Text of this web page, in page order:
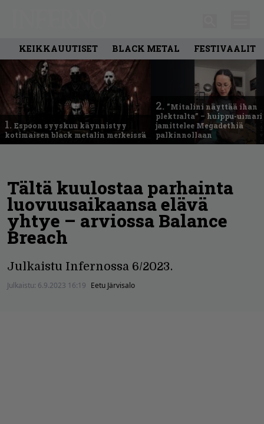
KEIKKAUUTISET BLACK METAL FESTIVAALIT
1. Espoon syyskuu käynnistyy
kotimaisen black metalin merkeissä
2. ”Mitalini näyttää ihan
plektralta” – huippu-uimari
jamittelee Megadethiä
palkinnollaan
Tältä kuulostaa parhainta
luovuusaikaansa elävä
yhtye – arviossa Balance
Breach
Julkaistu Infernossa 6/2023.
Julkaistu: 6.9.2023 16:19 Eetu Järvisalo